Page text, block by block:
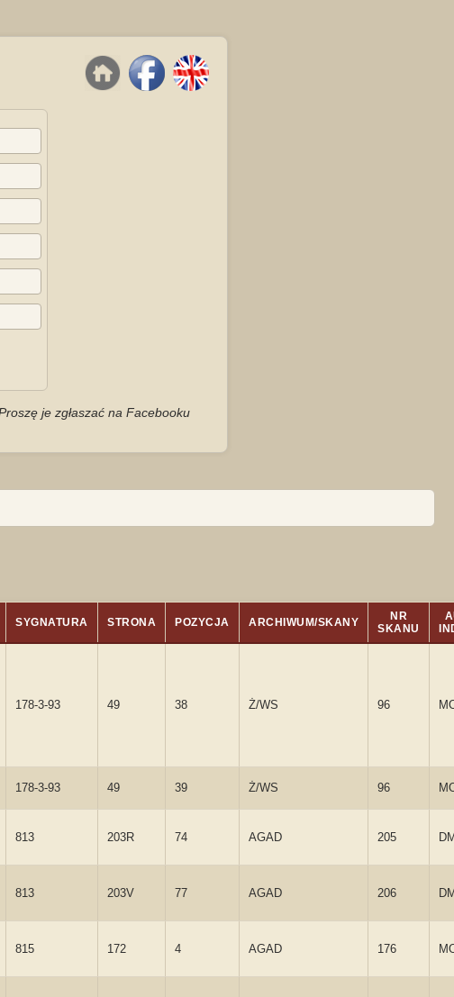
je zgłaszać na Facebooku
SYGNATURA STRONA POZYCJA ARCHIWUM/SKANY
NR
SKANU
178-3-93 49 38 Ż/WS 96
178-3-93 49 39 Ż/WS 96
813 203R 74 AGAD 205
813 203V 77 AGAD 206
815 172 4 AGAD 176